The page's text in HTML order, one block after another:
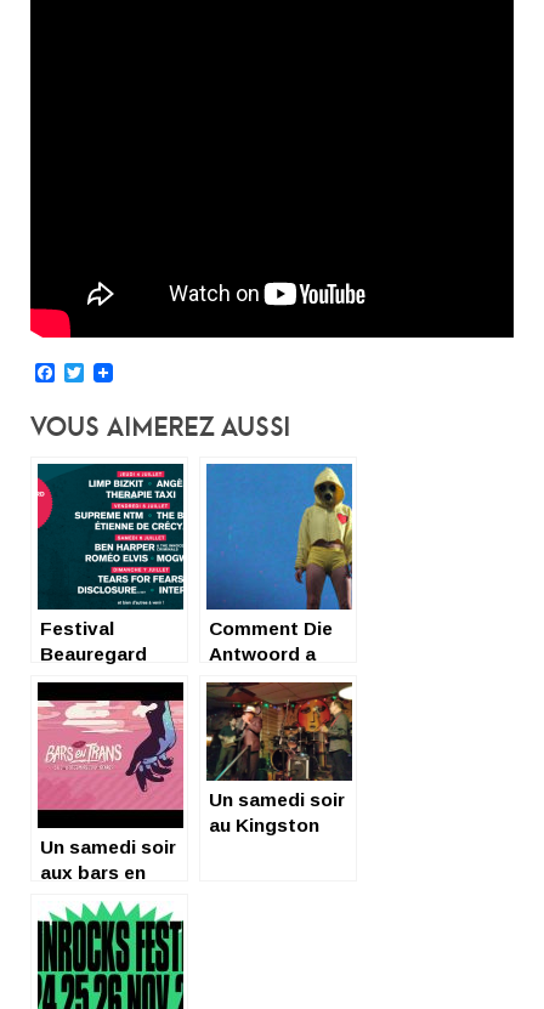
Facebook
Twitter
Vous Aimerez Aussi
Festival
Beauregard
2019
Comment Die
Antwoord a
tout défoncé
ce 1er Juillet
2017 au
MainSquare
Festival.
Un samedi soir
aux bars en
Trans
Un samedi soir
au Kingston